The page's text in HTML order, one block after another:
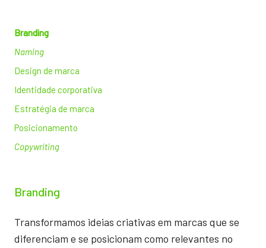
Branding
Naming
Design de marca
Identidade corporativa
Estratégia de marca
Posicionamento
Copywriting
Branding
Transformamos ideias criativas em marcas que se
diferenciam e se posicionam como relevantes no